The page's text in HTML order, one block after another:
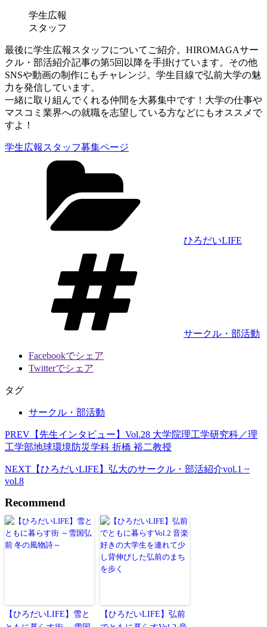
学生広報
スタッフ
最後に学生広報スタッフについてご紹介。HIROMAGAサー
クル・部活紹介記事の第5回以降を手掛けています。その他
SNSや動画の制作にもチャレンジ。学生目線で弘前大学の魅
力を発信しています。
一緒に取り組んでくれる仲間を大募集中です！大学の仕事や
マスコミ業界への就職を志望している方などにもオススメで
すよ！
学生広報スタッフ募集ページ
ひろだいLIFE
サークル・部活動
Facebookでシェア
Twitterでシェア
タグ
サークル・部活動
PREV 【先生インタビュー】Vol.28 大学院理工学研究科／理
工学部地球環境防災学科 折橋 裕二教授
NEXT 【ひろだいLIFE】弘大のサークル・部活紹介vol.1 ~
vol.8
Recommend
【ひろだいLIFE】雪と
【ひろだいLIFE】弘前